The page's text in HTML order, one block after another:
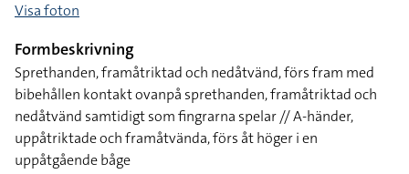
Visa foton
Formbeskrivning
Sprethanden, framåtriktad och nedåtvänd, förs fram med
bibehållen kontakt ovanpå sprethanden, framåtriktad och
nedåtvänd samtidigt som fingrarna spelar // A-händer,
uppåtriktade och framåtvända, förs åt höger i en
uppåtgående båge